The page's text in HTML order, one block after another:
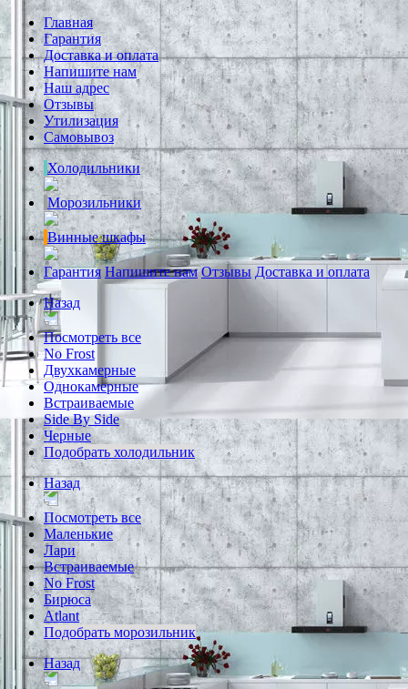
Главная
Гарантия
Доставка и оплата
Напишите нам
Наш адрес
Отзывы
Утилизация
Самовывоз
Холодильники
Морозильники
Винные шкафы
Гарантия Напишите нам Отзывы Доставка и оплата
Назад
Посмотреть все
No Frost
Двухкамерные
Однокамерные
Встраиваемые
Side By Side
Черные
Подобрать холодильник
Назад
Посмотреть все
Маленькие
Лари
Встраиваемые
No Frost
Бирюса
Atlant
Подобрать морозильник
Назад